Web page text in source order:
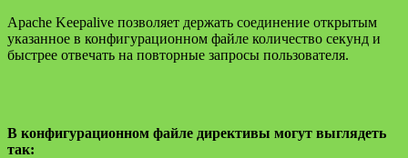
Apache Keepalive позволяет держать соединение открытым
указанное в конфигурационном файле количество секунд и
быстрее отвечать на повторные запросы пользователя.
В конфигурационном файле директивы могут выглядеть
так: